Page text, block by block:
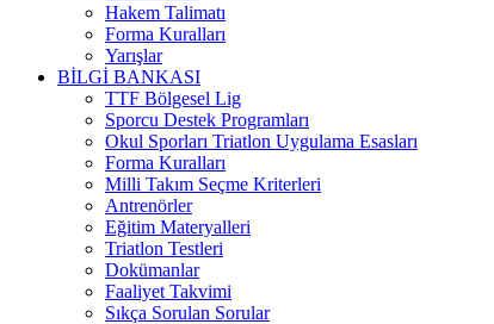
Hakem Talimatı
Forma Kuralları
Yarışlar
BİLGİ BANKASI
TTF Bölgesel Lig
Sporcu Destek Programları
Okul Sporları Triatlon Uygulama Esasları
Forma Kuralları
Milli Takım Seçme Kriterleri
Antrenörler
Eğitim Materyalleri
Triatlon Testleri
Dokümanlar
Faaliyet Takvimi
Sıkça Sorulan Sorular